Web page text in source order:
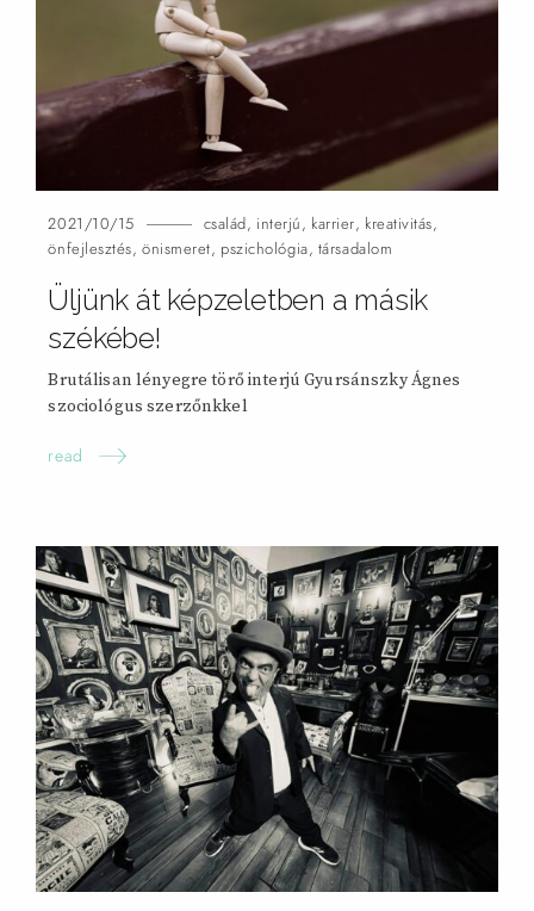
2021/10/15 család, interjú, karrier, kreativitás,
önfejlesztés,önismeret, pszichológia, társadalom
Üljünk át képzeletben a másik
székébe!
Brutálisan lényegre törő interjú Gyursánszky Ágnes
szociológus szerzőnkkel
read